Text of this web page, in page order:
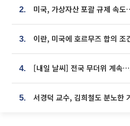
2.
3.
4.
5.